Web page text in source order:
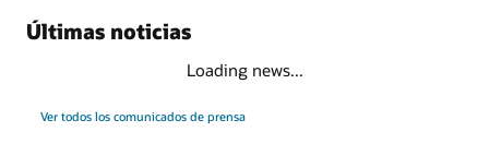
Últimas noticias
Loading news...
Ver todos los comunicados de prensa